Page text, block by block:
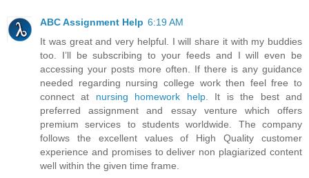
ABC Assignment Help 6:19 AM
It was great and very helpful. I will share it with my buddies
too. I’ll be subscribing to your feeds and I will even be
accessing your posts more often. If there is any guidance
needed regarding nursing college work then feel free to
connect at nursing homework help. It is the best and
preferred assignment and essay venture which offers
premium services to students worldwide. The company
follows the excellent values of High Quality customer
experience and promises to deliver non plagiarized content
well within the given time frame.